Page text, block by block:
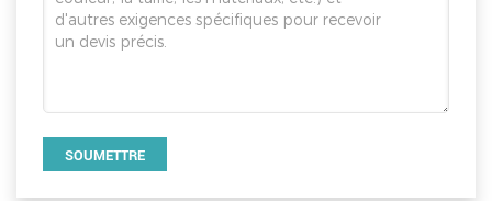
SOUMETTRE